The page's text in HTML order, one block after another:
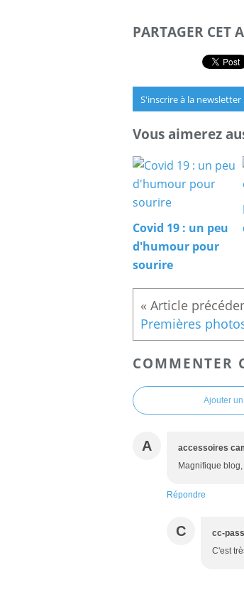
PARTAGER CET
S'inscrire à la newsletter
Vous aimerez
Covid 19 : un peu
d'humour pour
sourire
Premières
COMMENTER
Ajouter
A accessoires
Magnifique
Répondre
C cc-
C'est